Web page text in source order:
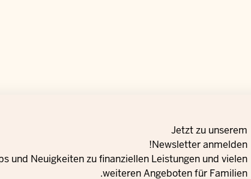
Jetzt zu unserem
Newsletter anmelden!
und Neuigkeiten zu finanziellen Leistungen und vielen
weiteren Angeboten für Familien.